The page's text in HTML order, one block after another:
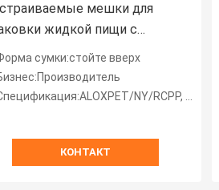
мешки для
жидкой пищи с
поверхностью и
сумки:стойте вверх
NY/RCPP, SPET/PE, PET/AL/NY/RCPP,Matt BOPP/VMPET12/PE, PET/VMPET/PE, PET/AL/PE, BOPP/VMCPP,
КОНТАКТ